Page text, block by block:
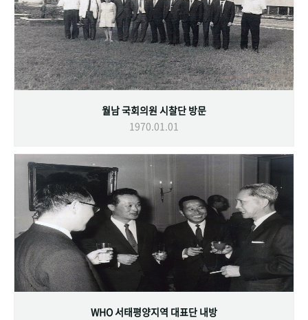
월남 국회의원 시찰단 방문
1970.01.01
WHO 서태평양지역 대표단 내방